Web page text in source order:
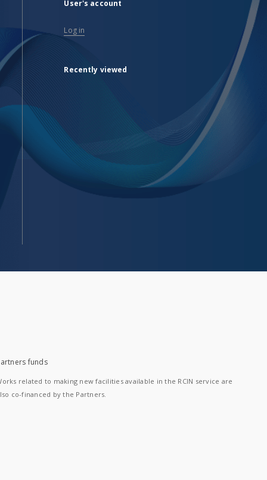
User's account
Log in
Recently viewed
funds
related to making new facilities available in the RCIN service are
co-financed by the Partners.